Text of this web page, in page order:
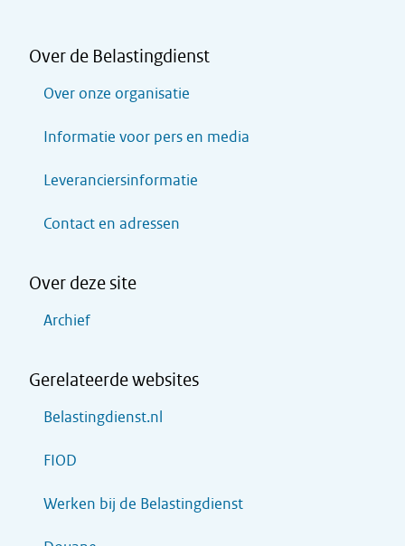
Over de Belastingdienst
Over onze organisatie
Informatie voor pers en media
Leveranciersinformatie
Contact en adressen
Over deze site
Archief
Gerelateerde websites
Belastingdienst.nl
FIOD
Werken bij de Belastingdienst